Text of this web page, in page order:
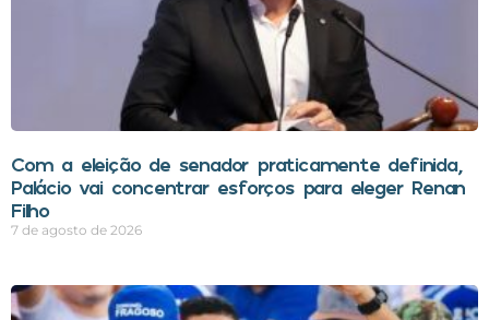
Com a eleição de senador praticamente definida,
Palácio vai concentrar esforços para eleger Renan
Filho
7 de agosto de 2026